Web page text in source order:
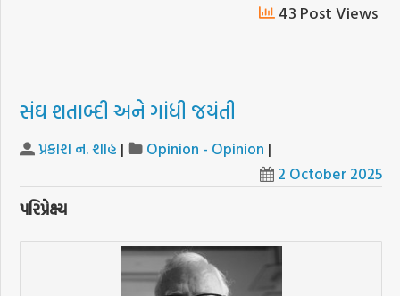
43 Post Views
સંઘ શતાબ્દી અને ગાંધી જયંતી
પ્રકાશ ન. શાહ | Opinion - Opinion |
2 October 2025
પરિપ્રેક્ષ્ય